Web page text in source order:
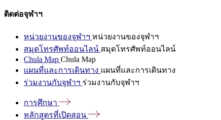
ติดต่อจุฬาฯ
หน่วยงานของจุฬาฯ หน่วยงานของจุฬาฯ
สมุดโทรศัพท์ออนไลน์ สมุดโทรศัพท์ออนไลน์
Chula Map Chula Map
แผนที่และการเดินทาง แผนที่และการเดินทาง
ร่วมงานกับจุฬาฯ ร่วมงานกับจุฬาฯ
การศึกษา
หลักสูตรที่เปิดสอน